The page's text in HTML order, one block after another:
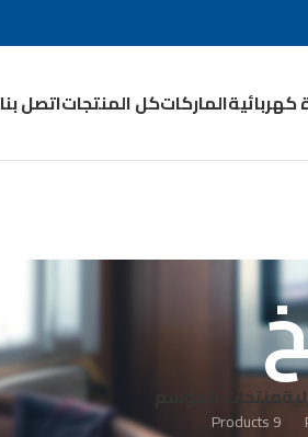
كهربائيةالماركاتكل المنتجاتاتصل بنا
منتجات الموسم
9 Products